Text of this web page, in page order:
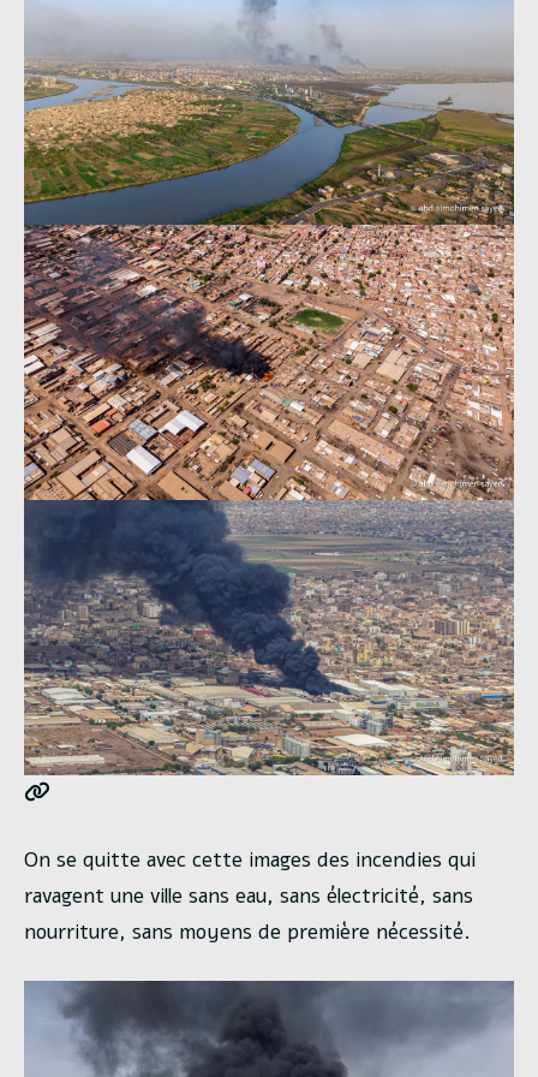
On se quitte avec cette images des incendies qui
ravagent une ville sans eau, sans électricité, sans
nourriture, sans moyens de première nécessité.